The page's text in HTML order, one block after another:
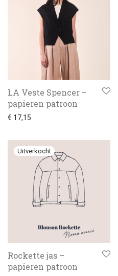
LA Veste Spencer –
papieren patroon
€ 17,15
Rockette jas –
papieren patroon